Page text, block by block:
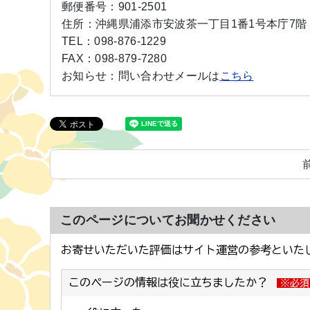
郵便番号： 901-2501
住所： 沖縄県浦添市安波茶一丁目1番1号本庁7階
TEL：098-876-1229
FAX：098-879-7280
お知らせ： 問い合わせメールは こちら
このページについてお聞かせください